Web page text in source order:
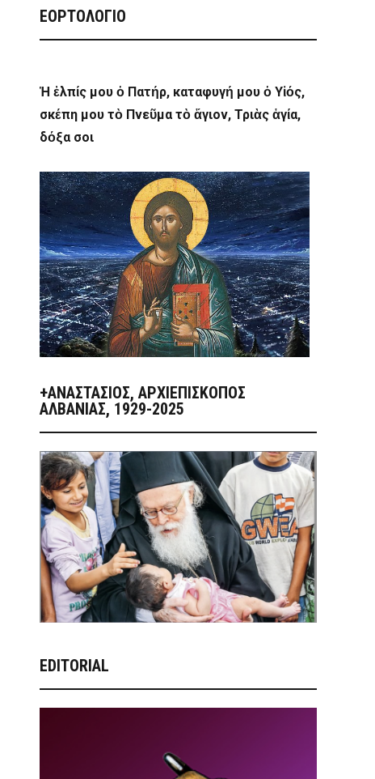
ΕΟΡΤΟΛΟΓΙΟ
Ἡ ἐλπίς μου ὁ Πατήρ, καταφυγή μου ὁ Υἱός,
σκέπη μου τὸ Πνεῦμα τὸ ἅγιον, Τριὰς ἁγία,
δόξα σοι
+ΑΝΑΣΤΆΣΙΟΣ, ΑΡΧΙΕΠΊΣΚΟΠΟΣ
ΑΛΒΑΝΊΑΣ, 1929-2025
EDITORIAL